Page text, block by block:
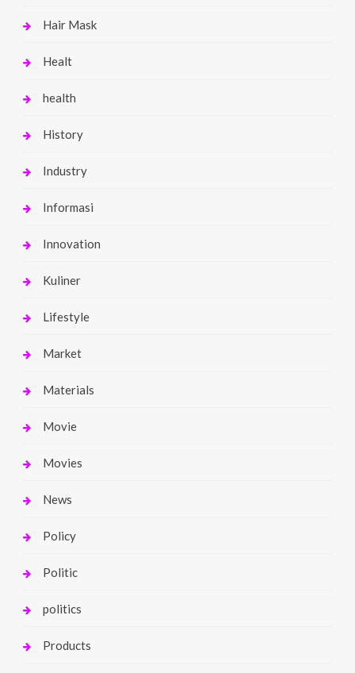
Hair Mask
Healt
health
History
Industry
Informasi
Innovation
Kuliner
Lifestyle
Market
Materials
Movie
Movies
News
Policy
Politic
politics
Products